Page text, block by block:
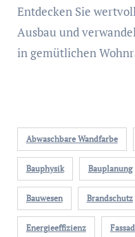
Entdecken Sie wertvolle Tipps für den Dachboden
Ausbau und
in gemütlichen
Abwaschbare Wandfarbe
Bauphysik Bauplanung
Bauwesen Brandschutz
Energieeffizienz